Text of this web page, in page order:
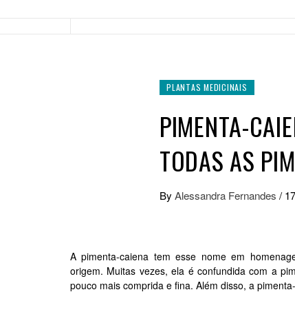
PLANTAS MEDICINAIS
PIMENTA-
TODAS AS
By Alessandra Fernandes /
A pimenta-caiena tem esse nome em
origem. Muitas vezes, ela é confundida com a
pouco mais comprida e fina. Além disso, a